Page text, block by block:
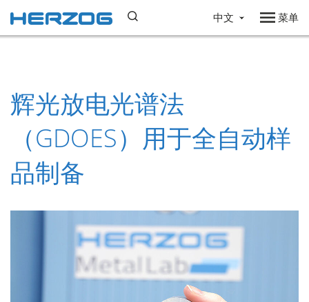
菜单
中文
辉光放电光谱法
（GDOES）用于全自动样
品制备